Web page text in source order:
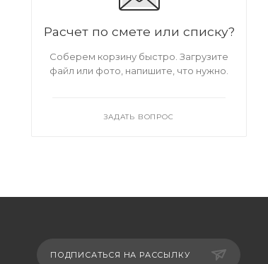
Расчет по смете или списку?
Соберем корзину быстро. Загрузите
файл или фото, напишите, что нужно.
ЗАДАТЬ ВОПРОС
ПОДПИСАТЬСЯ НА РАССЫЛКУ